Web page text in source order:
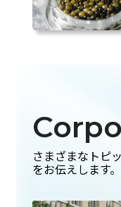
さまざまなトピ
をお伝えします。